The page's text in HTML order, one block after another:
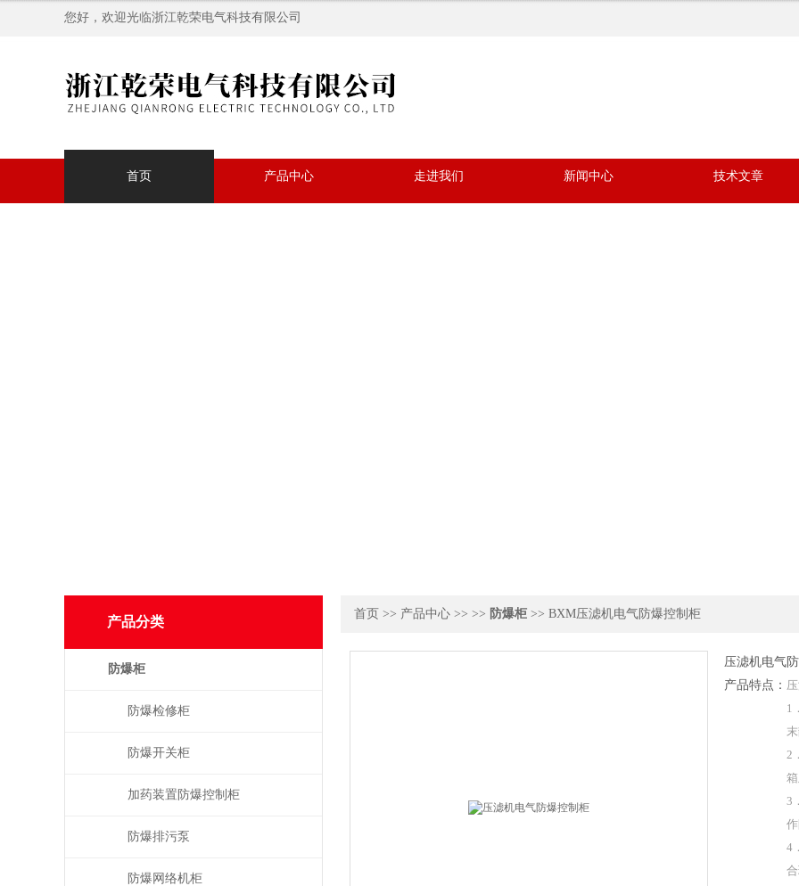
您好，欢迎光临浙江乾荣电气科技有限公司
首页 产品中心 走进我们 新闻中心 技术文章
首页 >> 产品中心 >> >> 防爆柜 >> BXM压滤机电气防爆控制柜
压滤机电气
产品特点：
1
2
3
4
产品分类
防爆柜
防爆检修柜
防爆开关柜
加药装置防爆控制柜
防爆排污泵
防爆网络机柜